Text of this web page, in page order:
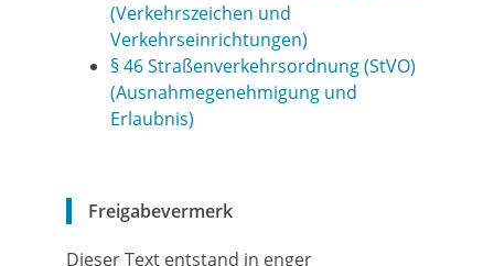
(Verkehrszeichen und
Verkehrseinrichtungen)
§ 46 Straßenverkehrsordnung (StVO)
(Ausnahmegenehmigung und
Erlaubnis)
Freigabevermerk
Dieser Text entstand in enger